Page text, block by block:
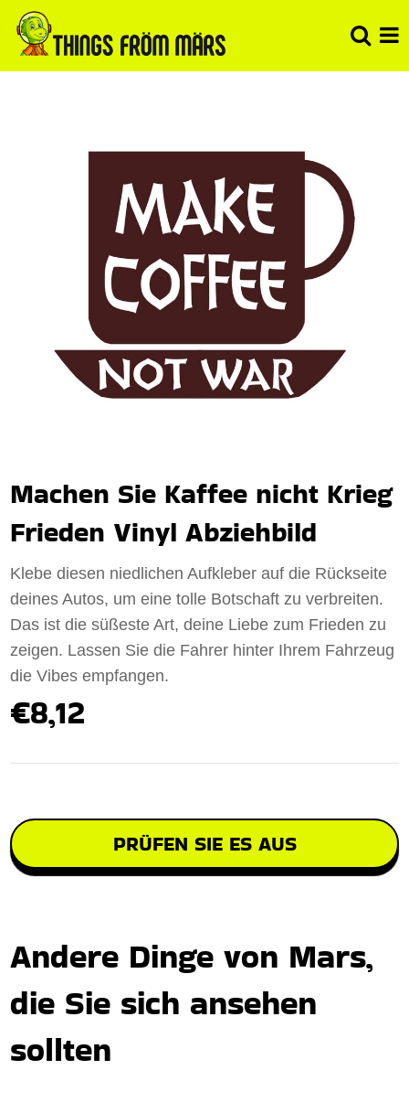
Machen Sie Kaffee nicht Krieg
Frieden Vinyl Abziehbild
Klebe diesen niedlichen Aufkleber auf die Rückseite
deines Autos, um eine tolle Botschaft zu verbreiten.
Das ist die süßeste Art, deine Liebe zum Frieden zu
zeigen. Lassen Sie die Fahrer hinter Ihrem Fahrzeug
die Vibes empfangen.
€8,12
PRÜFEN SIE ES AUS
Andere Dinge von Mars,
die Sie sich ansehen
sollten